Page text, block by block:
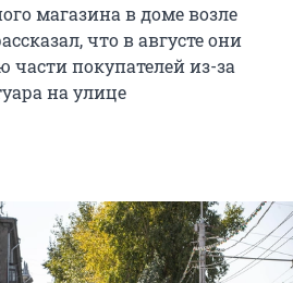
магазина в доме возле
что в августе они
покупателей из-за
на улице